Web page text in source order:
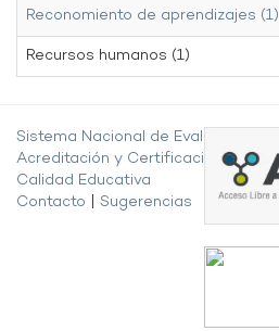
Reconomiento de aprendizajes (1)
Recursos humanos (1)
Sistema Nacional de Evaluación,
Acreditación y Certificación de la
Calidad Educativa
Contacto
Sugerencias